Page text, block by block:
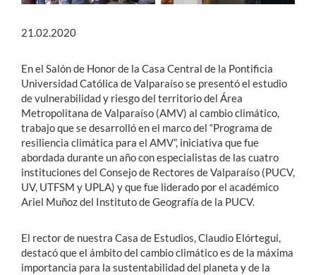
21.02.2020
En el Salón de Honor de la Casa Central de la Pontificia
Universidad Católica de Valparaíso se presentó el estudio
de vulnerabilidad y riesgo del territorio del Área
Metropolitana de Valparaíso (AMV) al cambio climático,
trabajo que se desarrolló en el marco del “Programa de
resiliencia climática para el AMV”, iniciativa que fue
abordada durante un año con especialistas de las cuatro
instituciones del Consejo de Rectores de Valparaíso (PUCV,
UV, UTFSM y UPLA) y que fue liderado por el académico
Ariel Muñoz del Instituto de Geografía de la PUCV.
El rector de nuestra Casa de Estudios, Claudio Elórtegui,
destacó que el ámbito del cambio climático es de la máxima
importancia para la sustentabilidad del planeta y de la